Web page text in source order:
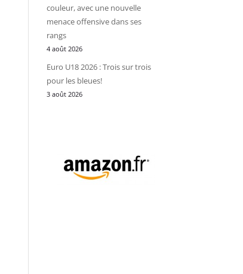
couleur, avec une nouvelle
menace offensive dans ses
rangs
4 août 2026
Euro U18 2026 : Trois sur trois
pour les bleues!
3 août 2026